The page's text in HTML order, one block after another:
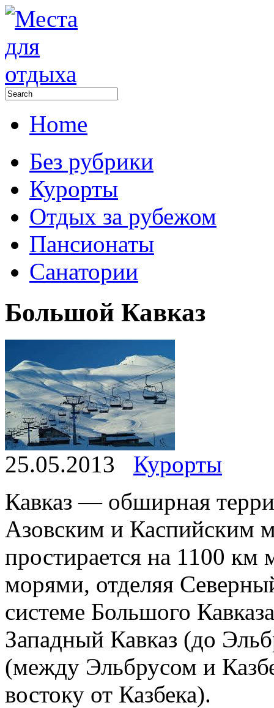
Home
Без рубрики
Курорты
Отдых за рубежом
Пансионаты
Санатории
Большой Кавказ
25.05.2013
Курорты
Кавказ — обширная
Азовским и Каспийским
простирается на 1100
морями, отделяя
системе Большого
Западный Кавказ (до
(между Эльбрусом и
востоку от Казбека).